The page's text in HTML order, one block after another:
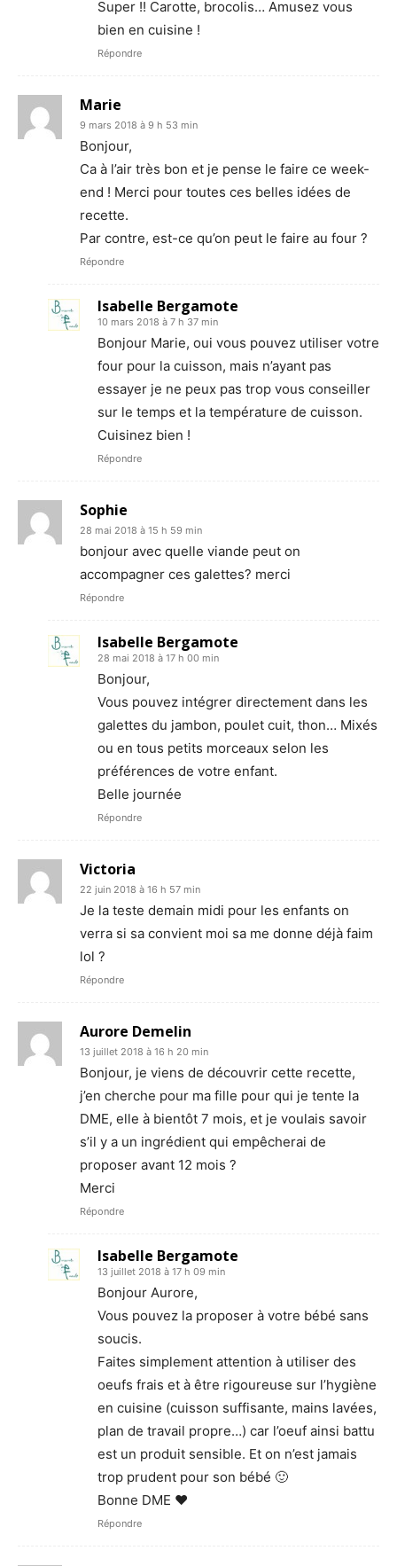
Super !! Carotte, brocolis… Amusez vous
bien en cuisine !
Répondre
Marie
9 mars 2018 à 9 h 53 min
Bonjour,
Ca à l’air très bon et je pense le faire ce week-
end ! Merci pour toutes ces belles idées de
recette.
Par contre, est-ce qu’on peut le faire au four ?
Répondre
Isabelle Bergamote
10 mars 2018 à 7 h 37 min
Bonjour Marie, oui vous pouvez utiliser votre
four pour la cuisson, mais n’ayant pas
essayer je ne peux pas trop vous conseiller
sur le temps et la température de cuisson.
Cuisinez bien !
Répondre
Sophie
28 mai 2018 à 15 h 59 min
bonjour avec quelle viande peut on
accompagner ces galettes? merci
Répondre
Isabelle Bergamote
28 mai 2018 à 17 h 00 min
Bonjour,
Vous pouvez intégrer directement dans les
galettes du jambon, poulet cuit, thon… Mixés
ou en tous petits morceaux selon les
préférences de votre enfant.
Belle journée
Répondre
Victoria
22 juin 2018 à 16 h 57 min
Je la teste demain midi pour les enfants on
verra si sa convient moi sa me donne déjà faim
lol ?
Répondre
Aurore Demelin
13 juillet 2018 à 16 h 20 min
Bonjour, je viens de découvrir cette recette,
j’en cherche pour ma fille pour qui je tente la
DME, elle à bientôt 7 mois, et je voulais savoir
s’il y a un ingrédient qui empêcherai de
proposer avant 12 mois ?
Merci
Répondre
Isabelle Bergamote
13 juillet 2018 à 17 h 09 min
Bonjour Aurore,
Vous pouvez la proposer à votre bébé sans
soucis.
Faites simplement attention à utiliser des
oeufs frais et à être rigoureuse sur l’hygiène
en cuisine (cuisson suffisante, mains lavées,
plan de travail propre…) car l’oeuf ainsi battu
est un produit sensible. Et on n’est jamais
trop prudent pour son bébé 🙂
Bonne DME ❤
Répondre